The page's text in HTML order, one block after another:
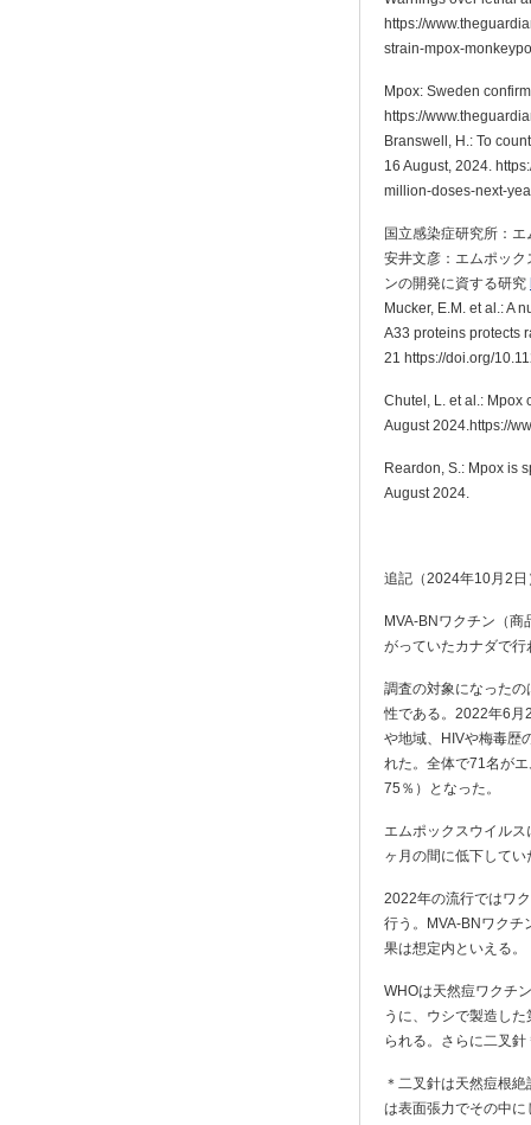
https://
strain-mpox-
Mpox: Sweden
https://
Branswell, H.: To
16 August, 2024.
million-doses-next-
国立感染症研究所：
安井文彦：エムポッ
ンの開発に資する研究
Mucker, E.M. et al.: A
A33 proteins protects
21 https://doi.org/
Chutel, L. et al.: Mpox
August 2024.https://
Reardon, S.: Mpox is
August 2024.
追記（2024年10月2日
MVA-BNワクチン（
がっていたカナダで
調査の対象になった
性である。2022年6月
や地域、HIVや梅毒歴
れた。全体で71名が
75％）となった。
エムポックスウイル
ヶ月の間に低下してい
2022年の流行ではワ
行う。MVA-BNワクチ
果は想定内といえる。
WHOは天然痘ワクチ
うに、ウシで製造し
られる。さらに二叉
＊二叉針は天然痘根
は表面張力でその中